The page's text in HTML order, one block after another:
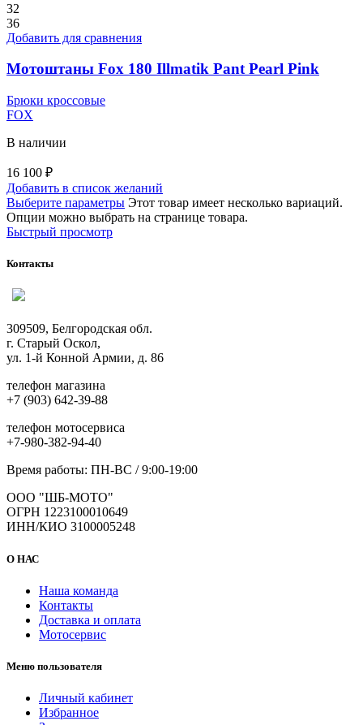
32
36
Добавить для сравнения
Мотоштаны Fox 180 Illmatik Pant Pearl Pink
Брюки кроссовые
FOX
В наличии
16 100 ₽
Добавить в список желаний
Выберите параметры Этот товар имеет несколько вариаций.
Опции можно выбрать на странице товара.
Быстрый просмотр
Контакты
309509, Белгородская обл.
г. Старый Оскол,
ул. 1-й Конной Армии, д. 86
телефон магазина
+7 (903) 642-39-88
телефон мотосервиса
+7-980-382-94-40
Время работы: ПН-ВС / 9:00-19:00
ООО "ШБ-МОТО"
ОГРН 1223100010649
ИНН/КИО 3100005248
О НАС
Наша команда
Контакты
Доставка и оплата
Мотосервис
Меню пользователя
Личный кабинет
Избранное